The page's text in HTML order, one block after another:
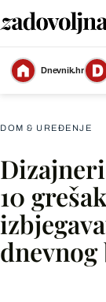
Dnevnik.hr
Čak i jedna veća
DOM & UREĐENJE
10